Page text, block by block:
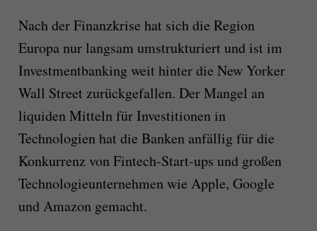
Nach der Finanzkrise hat sich die Region
Europa nur langsam umstrukturiert und ist im
Investmentbanking weit hinter die New Yorker
Wall Street zurückgefallen. Der Mangel an
liquiden Mitteln für Investitionen in
Technologien hat die Banken anfällig für die
Konkurrenz von Fintech-Start-ups und großen
Technologieunternehmen wie Apple, Google
und Amazon gemacht.